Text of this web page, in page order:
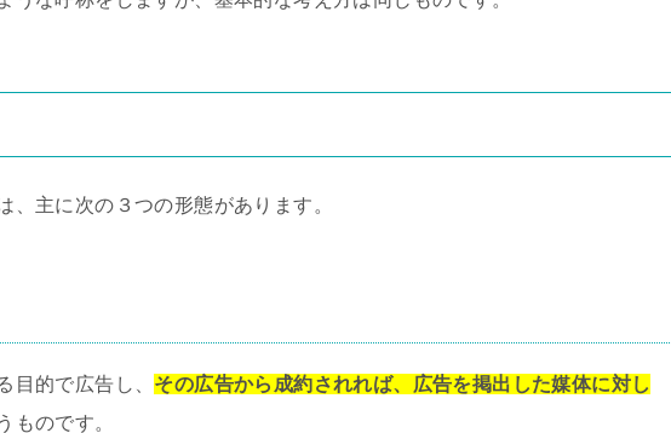
、主に次の３つの形態があります。
目的で広告し、 その広告から成約されれば、広告を掲出した媒体に対し
ものです。